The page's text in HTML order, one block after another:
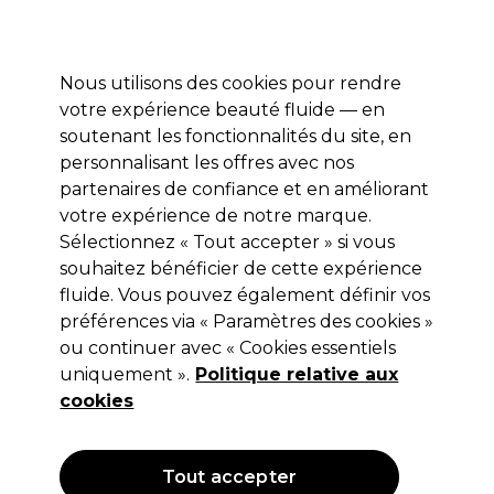
Se connecter
Marques Bons plans Coiffure Electro et Matériel
Marques Wunderbar
Wunderbar
Les produits de coloration et de soins capillaires végétaux
de Wunderbar vous permettent de créer une multitude de
nuances pour les cheveux de vos clients. La gamme de
coloration Wunderbar utilise la technologie Triple Colour™
visiblement plus beaux. Découvrez également les poudres
décolorantes, les neutralisants et les crèmes oxydantes de
la gamme. Les cinq lignes de soins vegan de Wunderbar
Nous utilisons des cookies pour rendre
votre expérience beauté fluide — en
soutenant les fonctionnalités du site, en
personnalisant les offres avec nos
partenaires de confiance et en améliorant
votre expérience de notre marque.
Sélectionnez « Tout accepter » si vous
souhaitez bénéficier de cette expérience
fluide. Vous pouvez également définir vos
préférences via « Paramètres des cookies »
ou continuer avec « Cookies essentiels
uniquement ». Politique relative aux
cookies
Tout accepter